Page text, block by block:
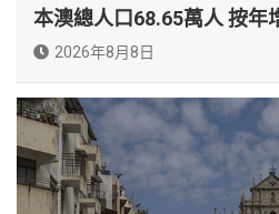
本澳總人口68.65萬人 按年
2026年8月8日